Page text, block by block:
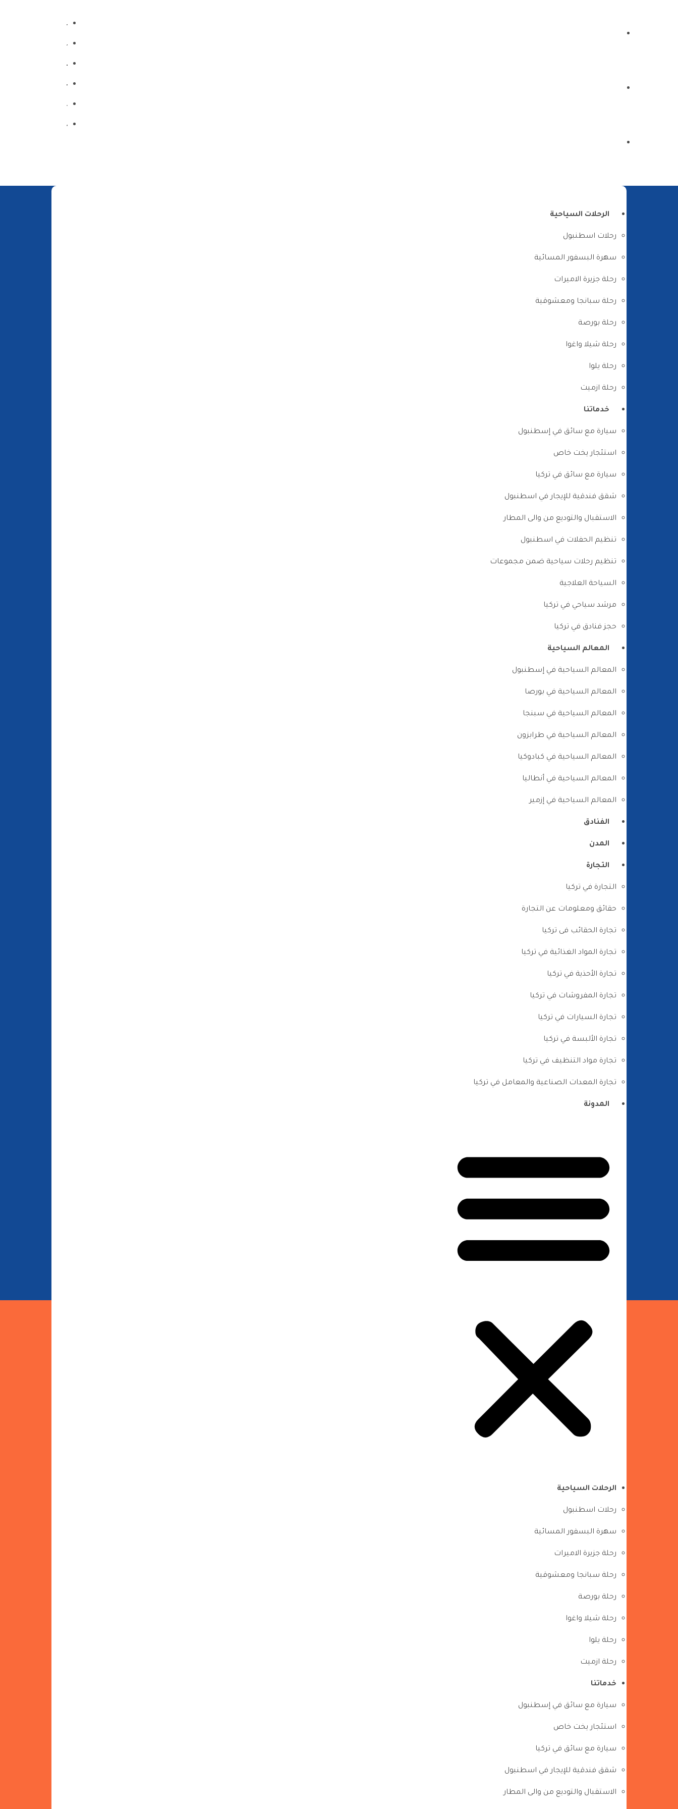
الرحلات السياحية
رحلات اسطنبول
سهرة البسفور المسائية
رحلة جزيرة الاميرات
رحلة سبانجا ومعشوقية
رحلة بورصة
رحلة شيلا واغوا
رحلة يلوا
رحلة ازميت
خدماتنا
سيارة مع سائق في إسطنبول
استئجار يخت خاص
سيارة مع سائق في تركيا
شقق فندقية للإيجار في اسطنبول
الاستقبال والتوديع من والى المطار
تنظيم الحفلات في اسطنبول
تنظيم رحلات سياحية ضمن مجموعات
السياحة العلاجية
مرشد سياحي في تركيا
حجز فنادق في تركيا
المعالم السياحية
المعالم السياحية في إسطنبول
المعالم السياحية في بورصا
المعالم السياحية في سبنجا
المعالم السياحية في طرابزون
المعالم السياحية في كبادوكيا
المعالم السياحية في أنطاليا
المعالم السياحية في إزمير
الفنادق
المدن
التجارة
التجارة في تركيا
حقائق ومعلومات عن التجارة
تجارة الحقائب فى تركيا
تجارة المواد الغذائية في تركيا
تجارة الأحذية في تركيا
تجارة المفروشات في تركيا
تجارة السيارات في تركيا
تجارة الألبسة في تركيا
تجارة مواد التنظيف في تركيا
تجارة المعدات الصناعية والمعامل في تركيا
المدونة
الرحلات السياحية
رحلات اسطنبول
سهرة البسفور المسائية
رحلة جزيرة الاميرات
رحلة سبانجا ومعشوقية
رحلة بورصة
رحلة شيلا واغوا
رحلة يلوا
رحلة ازميت
خدماتنا
سيارة مع سائق في إسطنبول
استئجار يخت خاص
سيارة مع سائق في تركيا
شقق فندقية للإيجار في اسطنبول
الاستقبال والتوديع من والى المطار